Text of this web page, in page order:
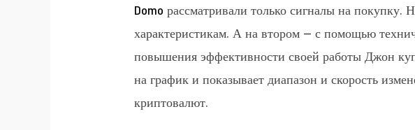
Domo рассматривали только сигналы на
характеристикам. А на втором — с помощью
повышения эффективности своей работы Джон
на график и показывает диапазон и скорость
криптовалют.